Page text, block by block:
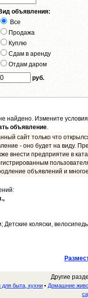
объявления:
Все
Продажа
Куплю
Сдам в аренду
Отдам даром
руб.
найдено. Измените
объявление.
сайт только что
- оно будет на виду.
внести предприятие в
объявлений и
Детские коляски,
Другие
для быта, кухни • Домашние